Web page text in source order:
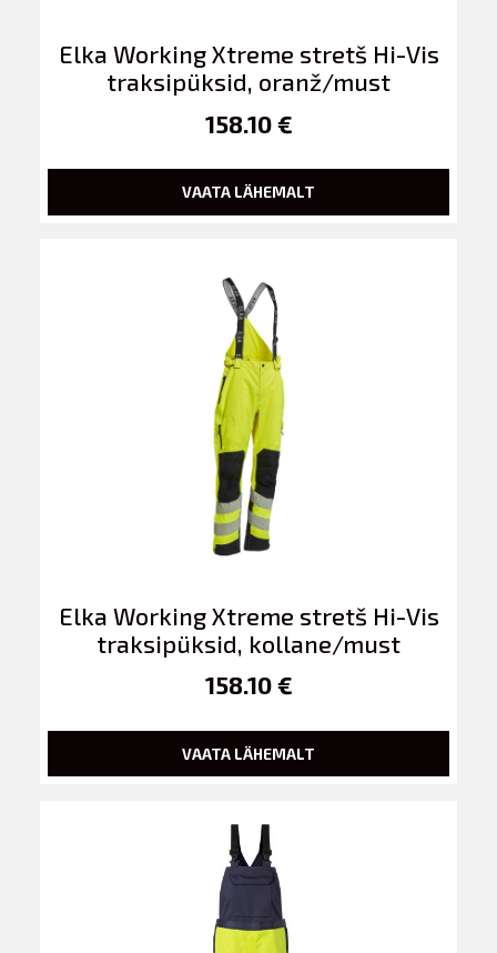
Elka Working Xtreme stretš Hi-Vis
traksipüksid, oranž/must
158.10 €
VAATA LÄHEMALT
Elka Working Xtreme stretš Hi-Vis
traksipüksid, kollane/must
158.10 €
VAATA LÄHEMALT